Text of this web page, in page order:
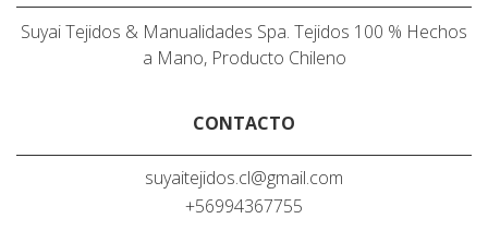
Suyai Tejidos & Manualidades Spa. Tejidos 100 % Hechos
a Mano, Producto Chileno
CONTACTO
suyaitejidos.cl@gmail.com
+56994367755